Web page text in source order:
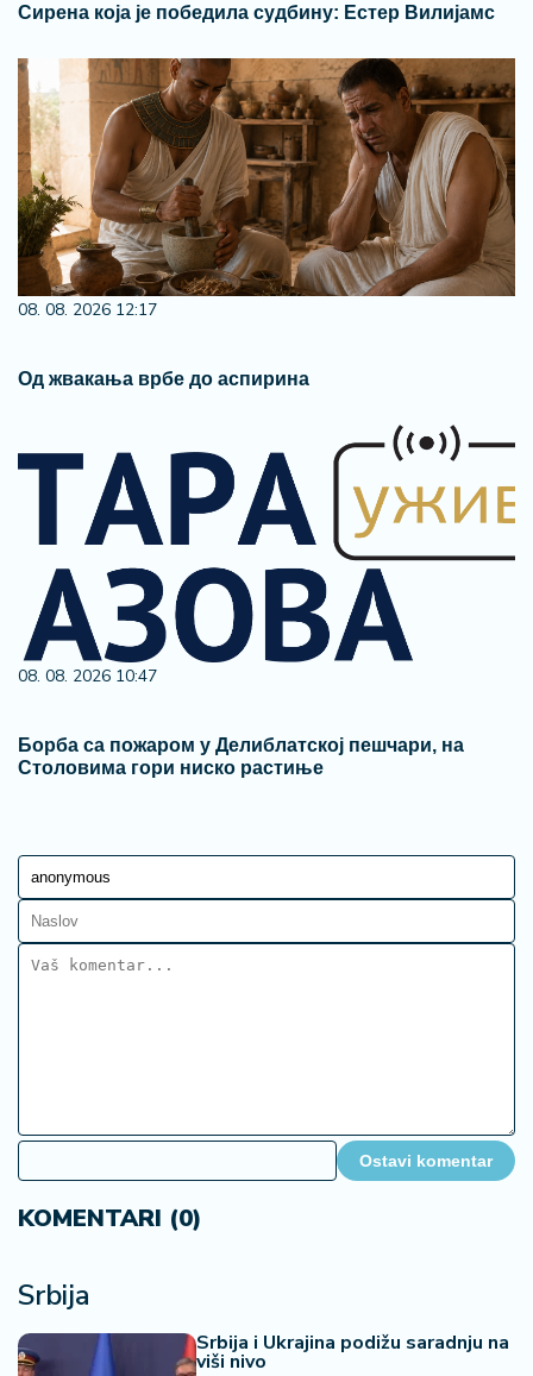
Сирена која је победила судбину: Естер Вилијамс
08. 08. 2026 12:17
Од жвакања врбе до аспирина
08. 08. 2026 10:47
Борба са пожаром у Делиблатској пешчари, на
Столовима гори ниско растиње
Ostavi komentar
KOMENTARI (0)
Srbija
Srbija i Ukrajina podižu saradnju na
viši nivo